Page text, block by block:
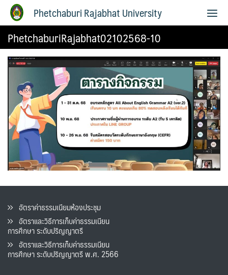
Phetchaburi Rajabhat University
PhetchaburiRajabhat02102568-10
อัตราค่าธรรมเนียมห้องประชุม
อัตราและวิธีการเก็บค่าธรรมเนียน
การศึกษา ระดับปริญญาตรี
อัตราและวิธีการเก็บค่าธรรมเนียน
การศึกษา ระดับปริญญาตรี พ.ศ. 2566